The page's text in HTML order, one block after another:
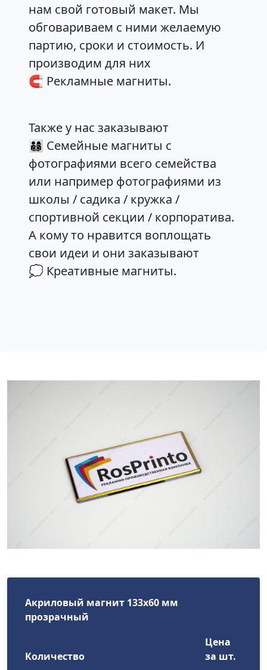
нам свой готовый макет. Мы
обговариваем с ними желаемую
партию, сроки и стоимость. И
производим для них
🧲 Рекламные магниты.
Также у нас заказывают
👨‍👩‍👦‍👦 Семейные магниты с
фотографиями всего семейства
или например фотографиями из
школы / садика / кружка /
спортивной секции / корпоратива.
А кому то нравится воплощать
свои идеи и они заказывают
💭 Креативные магниты.
Акриловый магнит 133x60 мм
прозрачный
Количество
Цена
за шт.